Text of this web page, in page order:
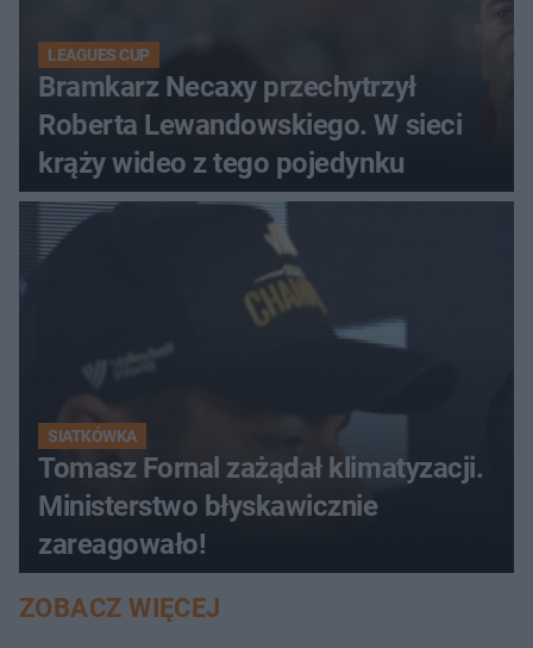
LEAGUES CUP
Bramkarz Necaxy przechytrzył
Roberta Lewandowskiego. W sieci
krąży wideo z tego pojedynku
SIATKÓWKA
Tomasz Fornal zażądał klimatyzacji.
Ministerstwo błyskawicznie
zareagowało!
ZOBACZ WIĘCEJ